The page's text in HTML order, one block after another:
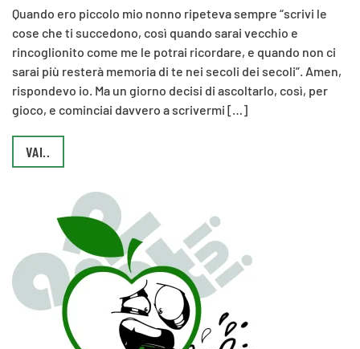
Quando ero piccolo mio nonno ripeteva sempre “scrivi le
cose che ti succedono, così quando sarai vecchio e
rincoglionito come me le potrai ricordare, e quando non ci
sarai più resterà memoria di te nei secoli dei secoli”. Amen,
rispondevo io. Ma un giorno decisi di ascoltarlo, così, per
gioco, e cominciai davvero a scrivermi […]
VAI..